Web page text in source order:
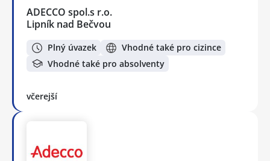
ADECCO spol.s r.o.
Lipník nad Bečvou
Plný úvazek
Vhodné také pro cizince
Vhodné také pro absolventy
včerejší